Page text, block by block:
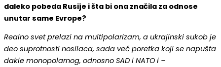
daleko pobeda Rusije i šta bi ona značila za odnose
unutar same Evrope?
Realno svet prelazi na multipolarizam, a ukrajinski sukob je
deo suprotnosti nosilaca, sada već poretka koji se napušta
dakle monopolarnog, odnosno SAD i NATO i –